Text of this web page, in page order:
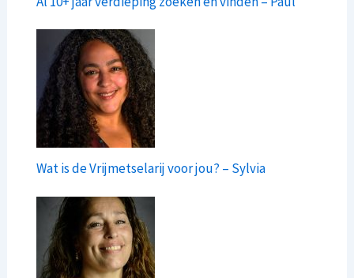
Wat is de Vrijmetselarij voor jou? – Sylvia